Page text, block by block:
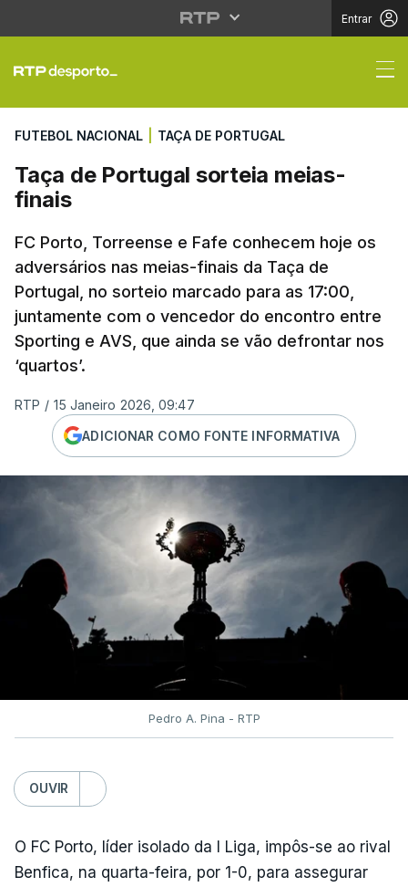
Entrar
Taça de Portugal
FUTEBOL NACIONAL TAÇA DE PORTUGAL
Taça de Portugal sorteia meias-
finais
FC Porto, Torreense e Fafe conhecem hoje os
adversários nas meias-finais da Taça de
Portugal, no sorteio marcado para as 17:00,
juntamente com o vencedor do encontro entre
Sporting e AVS, que ainda se vão defrontar nos
‘quartos’.
RTP / 15 Janeiro 2026, 09:47
ADICIONAR COMO FONTE INFORMATIVA
Pedro A. Pina - RTP
OUVIR
O FC Porto, líder isolado da I Liga, impôs-se ao rival
Benfica, na quarta-feira, por 1-0, para assegurar